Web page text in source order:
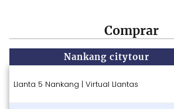
Comprar
Nankang citytour
Llanta 5 Nankang | Virtual Llantas